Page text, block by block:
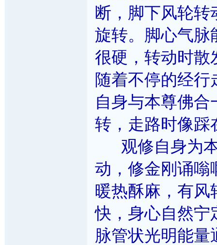
断，脚下风轮转
旋转。脚心气脉
很硬，转动时散
随着不停的经
自身与本尊佛
转，走路时像踩
观修自身为本
动，修金刚诵嗡
暖热酥麻，有风
快，身心自然宁
脉管状光明能